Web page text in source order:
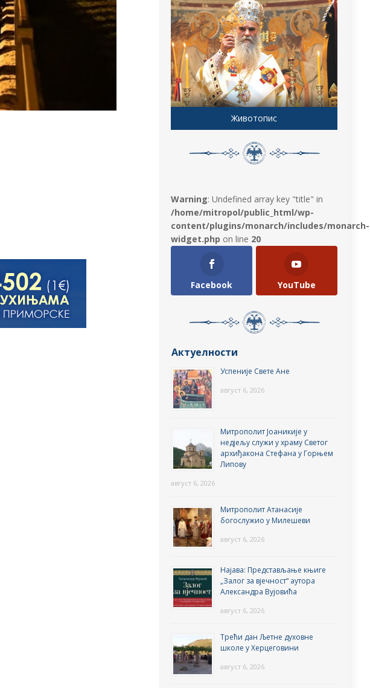
Животопис
Warning: Undefined array key "title" in
/home/mitropol/public_html/wp-
content/plugins/monarch/includes/monarch-
widget.php on line 20
Facebook YouTube
Актуелности
Успеније Свете Ане
август 6, 2026
Митрополит Јоаникије у
недјељу служи у храму Светог
архиђакона Стефана у Горњем
Липову
август 6, 2026
Митрополит Атанасије
богослужио у Милешеви
август 6, 2026
Најава: Представљање књиге
„Залог за вјечност“ аутора
Александра Вујовића
август 6, 2026
Трећи дан Љетне духовне
школе у Херцеговини
август 6, 2026